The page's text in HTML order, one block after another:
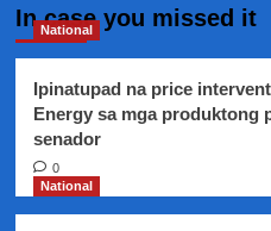
Transformational
ni
Justice
In case you missed it
National
Ipinatupad na price
Energy sa mga produktong
senador
0
National